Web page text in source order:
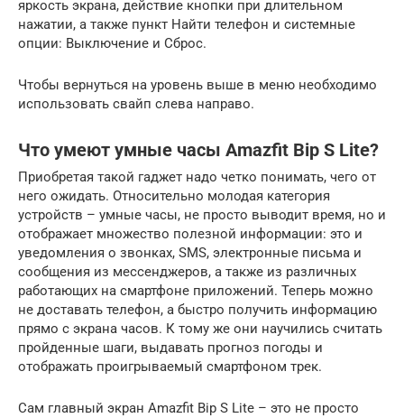
яркость экрана, действие кнопки при длительном
нажатии, а также пункт Найти телефон и системные
опции: Выключение и Сброс.
Чтобы вернуться на уровень выше в меню необходимо
использовать свайп слева направо.
Что умеют умные часы Amazfit Bip S Lite?
Приобретая такой гаджет надо четко понимать, чего от
него ожидать. Относительно молодая категория
устройств – умные часы, не просто выводит время, но и
отображает множество полезной информации: это и
уведомления о звонках, SMS, электронные письма и
сообщения из мессенджеров, а также из различных
работающих на смартфоне приложений. Теперь можно
не доставать телефон, а быстро получить информацию
прямо с экрана часов. К тому же они научились считать
пройденные шаги, выдавать прогноз погоды и
отображать проигрываемый смартфоном трек.
Сам главный экран Amazfit Bip S Lite – это не просто